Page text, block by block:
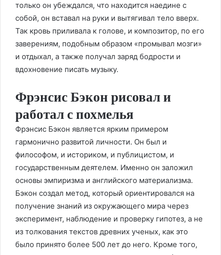
только он убеждался, что находится наедине с
собой, он вставал на руки и вытягивал тело вверх.
Так кровь приливала к голове, и композитор, по его
заверениям, подобным образом «промывал мозги»
и отдыхал, а также получал заряд бодрости и
вдохновение писать музыку.
Фрэнсис Бэкон рисовал и
работал с похмелья
Фрэнсис Бэкон является ярким примером
гармонично развитой личности. Он был и
философом, и историком, и публицистом, и
государственным деятелем. Именно он заложил
основы эмпиризма и английского материализма.
Бэкон создал метод, который ориентировался на
получение знаний из окружающего мира через
эксперимент, наблюдение и проверку гипотез, а не
из толкования текстов древних ученых, как это
было принято более 500 лет до него. Кроме того,